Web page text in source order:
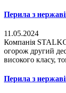
Перила з
11.05.2024
Компанія
огорож другий
високого класу,
Перила з